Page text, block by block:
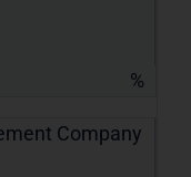
%
Company